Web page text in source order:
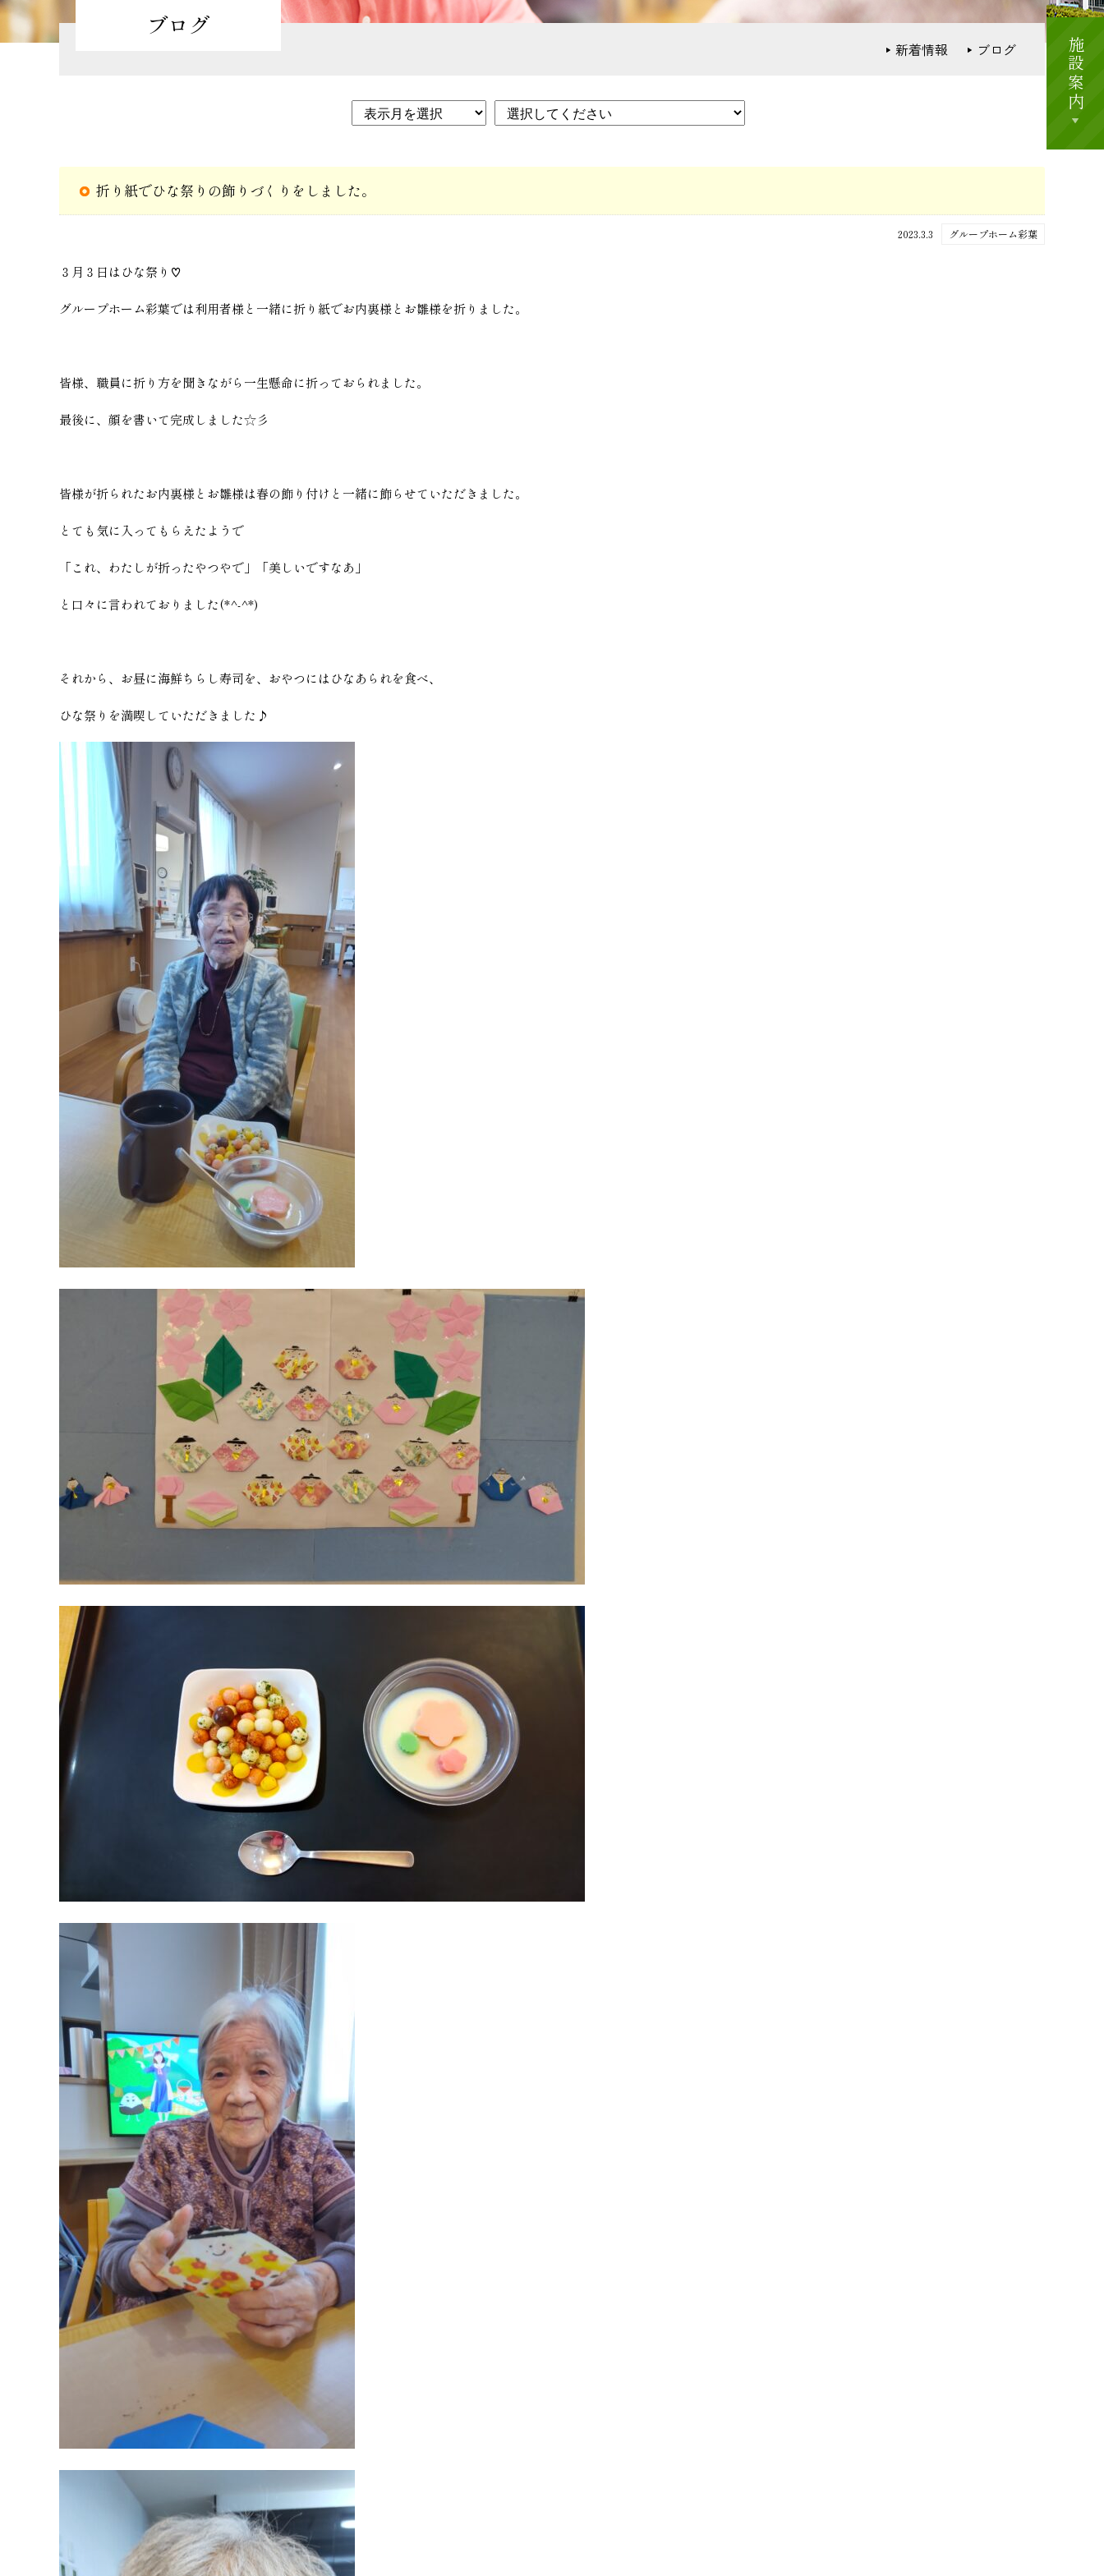
ブログ
新着情報 ブログ
折り紙でひな祭りの飾りづくりをしました。
2023.3.3 グループホーム彩葉
３月３日はひな祭り♡
グループホーム彩葉では利用者様と一緒に折り紙でお内裏様とお雛様を折りました。
皆様、職員に折り方を聞きながら一生懸命に折っておられました。
最後に、顔を書いて完成しました☆彡
皆様が折られたお内裏様とお雛様は春の飾り付けと一緒に飾らせていただきました。
とても気に入ってもらえたようで
「これ、わたしが折ったやつやで」「美しいですなあ」
と口々に言われておりました(*^-^*)
それから、お昼に海鮮ちらし寿司を、おやつにはひなあられを食べ、
ひな祭りを満喫していただきました♪
施設案内